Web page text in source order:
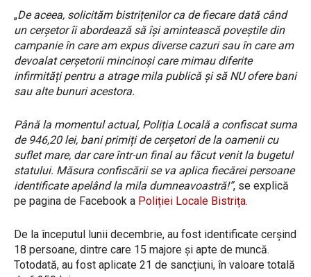
„De aceea, solicităm bistrițenilor ca de fiecare dată când
un cerșetor îi abordează să își amintească poveștile din
campanie în care am expus diverse cazuri sau în care am
devoalat cerșetorii mincinoși care mimau diferite
infirmități pentru a atrage mila publică și să NU ofere bani
sau alte bunuri acestora.
Până la momentul actual, Poliția Locală a confiscat suma
de 946,20 lei, bani primiți de cerșetori de la oamenii cu
suflet mare, dar care într-un final au făcut venit la bugetul
statului. Măsura confiscării se va aplica fiecărei persoane
identificate apelând la mila dumneavoastră!”, se explică
pe pagina de Facebook a Poliției Locale Bistrița.
De la începutul lunii decembrie, au fost identificate cerșind
18 persoane, dintre care 15 majore și apte de muncă.
Totodată, au fost aplicate 21 de sancțiuni, în valoare totală